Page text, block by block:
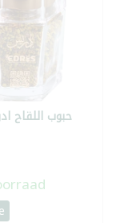
حبوب اللقاح